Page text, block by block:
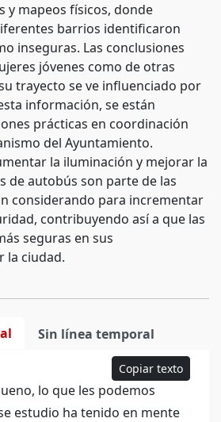
y mapeos físicos, donde
barrios identificaron
inseguras. Las conclusiones
jóvenes como de otras
trayecto se ve influenciado por
información, se están
prácticas en coordinación
del Ayuntamiento.
la iluminación y mejorar la
de autobús son parte de las
considerando para incrementar
contribuyendo así a que las
seguras en sus
la ciudad.
Sin línea temporal
Copiar texto
lo que les podemos
estudio ha tenido en mente